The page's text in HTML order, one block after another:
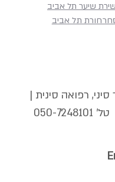
תל אביב
שיער תל אביב
רפואה סינית |
טל' 050-7248101